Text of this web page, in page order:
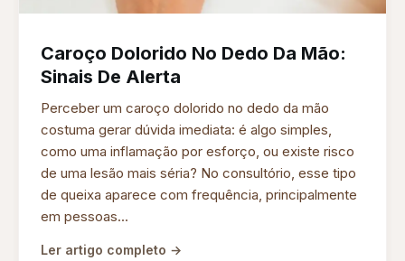
Caroço Dolorido No Dedo Da Mão:
Sinais De Alerta
Perceber um caroço dolorido no dedo da mão
costuma gerar dúvida imediata: é algo simples,
como uma inflamação por esforço, ou existe risco
de uma lesão mais séria? No consultório, esse tipo
de queixa aparece com frequência, principalmente
em pessoas...
Ler artigo completo →